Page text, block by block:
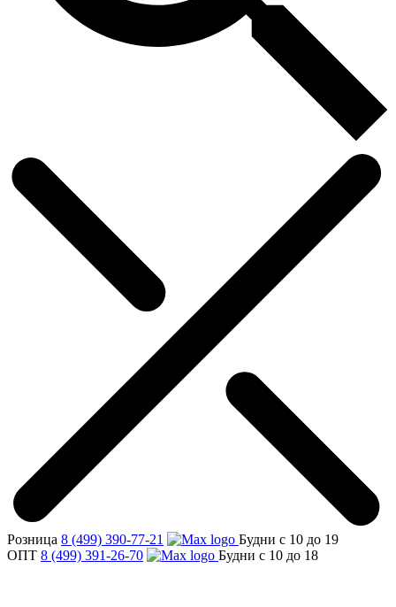
Розница 8 (499) 390-77-21
Будни с 10 до 19
ОПТ 8 (499) 391-26-70 Будни с 10 до 18